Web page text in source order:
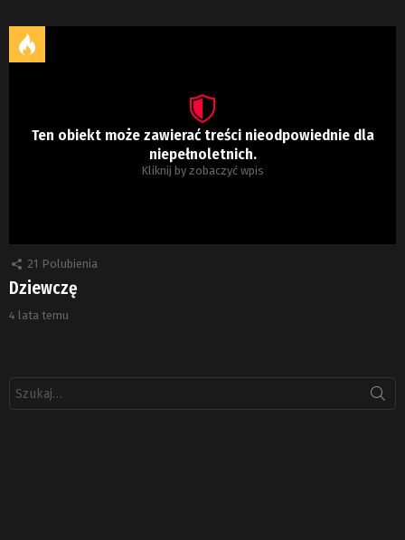
Ten obiekt może zawierać treści nieodpowiednie dla
niepełnoletnich.
Kliknij by zobaczyć wpis
21 Polubienia
Dziewczę
4 lata temu